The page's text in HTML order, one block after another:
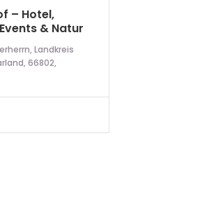
– Hotel,
& Natur
Landkreis
66802,